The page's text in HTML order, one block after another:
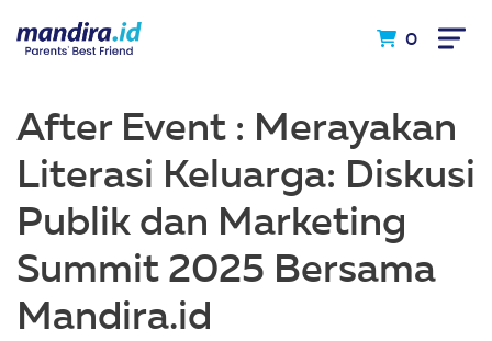
0
After Event : Merayakan
Literasi Keluarga: Diskusi
Publik dan Marketing
Summit 2025 Bersama
Mandira.id